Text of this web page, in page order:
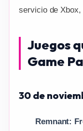
servicio de
Juegos
Game
30 de
Remnant: